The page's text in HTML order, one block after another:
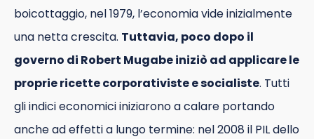
boicottaggio, nel 1979, l’economia vide inizialmente
una netta crescita. Tuttavia, poco dopo il
governo di Robert Mugabe iniziò ad applicare le
proprie ricette corporativiste e socialiste. Tutti
gli indici economici iniziarono a calare portando
anche ad effetti a lungo termine: nel 2008 il PIL dello